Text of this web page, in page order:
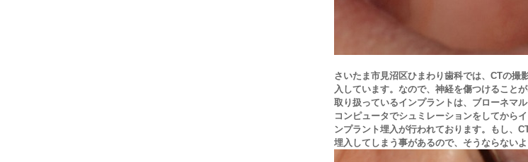
さいたま市見沼区ひまわり歯科では、CTの撮
入しています。なので、神経を傷つけること
取り扱っているインプラントは、ブローネマ
コンピュータでシュミレーションをしてから
ンプラント埋入が行われております。もし、
埋入してしまう事があるので、そうならない